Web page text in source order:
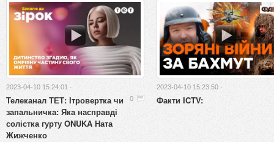
2023-04-10 15:24:01 ·
0
Телеканал ТЕТ: Ітровертка чи
запальничка: Яка насправді
солістка гурту ONUKA Ната
Жижченко
2023-04-10 15:23:50 ·
Факти ICTV: